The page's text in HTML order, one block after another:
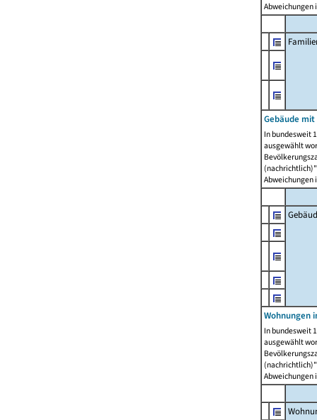
Abweichungen
Gebäude
In bundesweit
ausgewählt
Abweichungen
Wohnungen
In bundesweit
ausgewählt
Abweichungen